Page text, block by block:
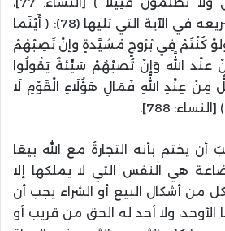
وأكمل اللهُ عز وجل تشريعَه في الآية التي تليها (78): ﴿ أَيْنَمَا
كُنْتُمْ فِي بُرُوجٍ مُشَيَّدَةٍ وَإِنْ تُصِبْهُمْ
اللَّهِ وَإِنْ تُصِبْهُمْ سَيِّئَةٌ يَقُولُوا
عِنْدِ اللَّهِ فَمَالِ هَؤُلَاءِ الْقَوْمِ لَا
788].
يختم بأنه التجارةُ مع الله بيعًا
هي النفس التي لا يملكها إلا
من أشكال البيع أو الشراء يجب أن
ولا أحد له الحق من قريب أو